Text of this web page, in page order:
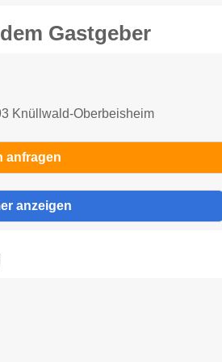
Gastgeber
Knüllwald-Oberbeisheim
anfragen
anzeigen